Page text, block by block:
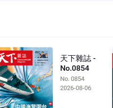
天下雜誌 -
No.0854
No. 0854
2026-08-06